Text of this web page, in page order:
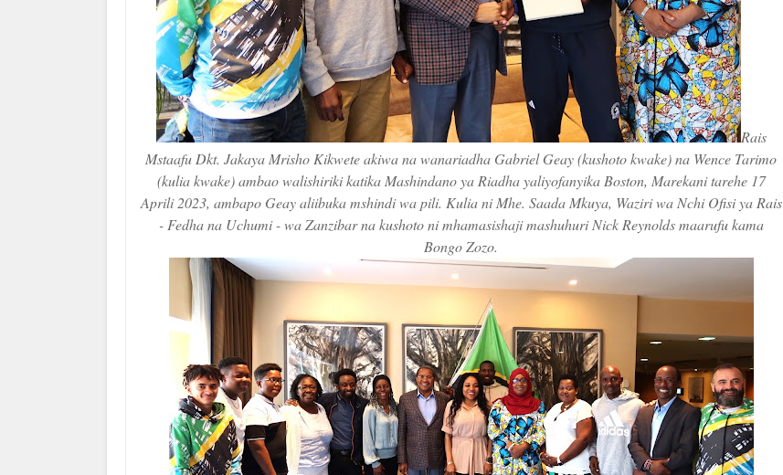
Rais
Mstaafu Dkt. Jakaya Mrisho Kikwete akiwa na wanariadha Gabriel Geay (kushoto kwake) na Wence Tarimo
(kulia kwake) ambao walishiriki katika Mashindano ya Riadha yaliyofanyika Boston, Marekani tarehe 17
Aprili 2023, ambapo Geay aliibuka mshindi wa pili. Kulia ni Mhe. Saada Mkuya, Waziri wa Nchi Ofisi ya Rais
- Fedha na Uchumi - wa Zanzibar na kushoto ni mhamasishaji mashuhuri Nick Reynolds maarufu kama
Bongo Zozo.